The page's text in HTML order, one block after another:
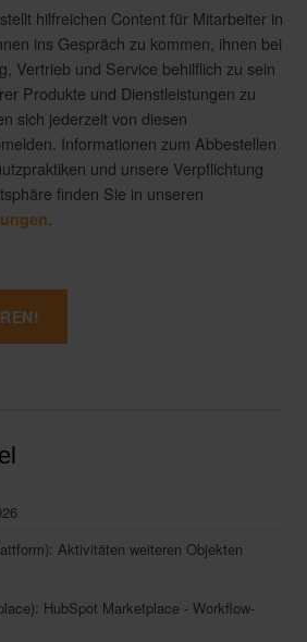
hilfreichen Content für Mitarbeiter in
ins Gespräch zu kommen, ihnen bei
Vertrieb und Service behilflich zu sein
Produkte und Dienstleistungen zu
sich jederzeit von diesen
Informationen zum Abbestellen
und unsere Verpflichtung
finden Sie in unseren
.
Aktivitäten weiteren Objekten
HubSpot Marketplace - Workflow-